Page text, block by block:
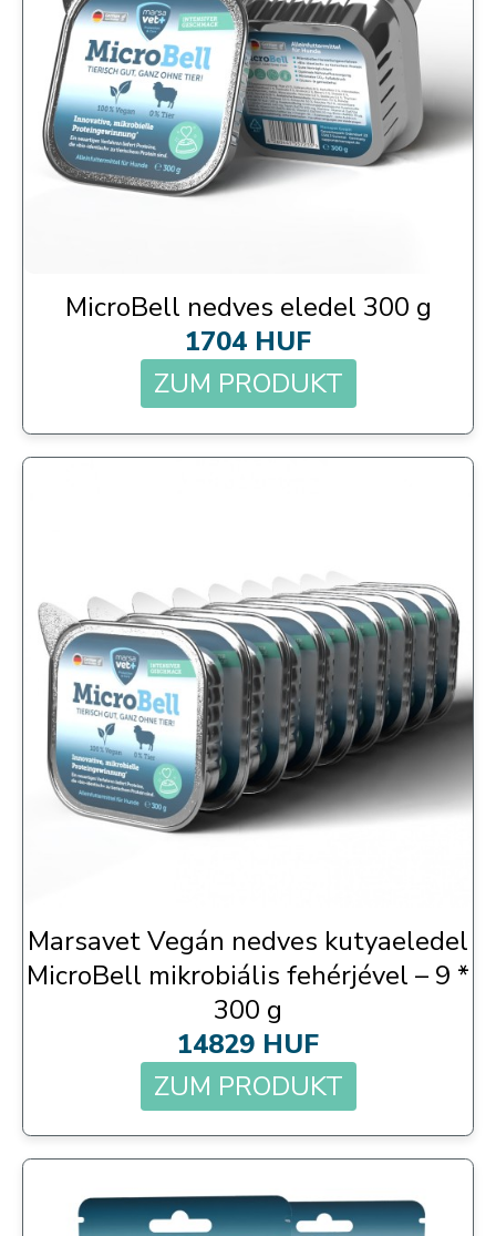
MicroBell nedves eledel 300 g
1704 HUF
ZUM PRODUKT
Marsavet Vegán nedves kutyaeledel
MicroBell mikrobiális fehérjével – 9 *
300 g
14829 HUF
ZUM PRODUKT